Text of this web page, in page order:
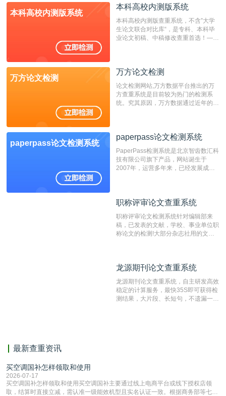
成时间作为发表日期。
本科高校内测版系统
本科高校内测版系统
本科高校内测版查重系统，不含”大学
生论文联合对比库“，是专科、本科毕
业论文初稿、中稿修改查重首选！——
万方论文检测
万方论文检测
论文检测网站,万方数据平台推出的万
方查重系统是目前较为热门的检测系
统。究其原因，万方数据通过近年的发
非。其次，相对于知网而言，万方检测
重的推荐系统。
paperpass论文检测系统
paperpass论文检测系统
PaperPass检测系统是北京智齿数汇科
技有限公司旗下产品，网站诞生于
2007年，运营多年来，已经发展成为
检测速度快、精度高，市场反映良好。
职称评审论文查重系统
职称评审论文检测系统针对编辑部来
稿，已发表的文献，学校、事业单位职
称论文的检测!大部分杂志社用的文献
编辑部检测来稿和已发表的文献,检测
测时注意填写第一作者,才能排除已发
表文献复制比。（限制字符数1万）
龙源期刊论文查重系统
龙源期刊论文查重系统，自主研发高效
稳定的计算服务，最快35S即可获得检
测结果，大片段、长短句，不遗漏一处
最新查重资讯
买空调国补怎样领取和使用
2026-07-17
买空调国补怎样领取和使用买空调国补主要通过线上电商平台或线下授权店领
取，结算时直接立减‌，需认准一级能效机型且实名认证一致。根据商务部等七部